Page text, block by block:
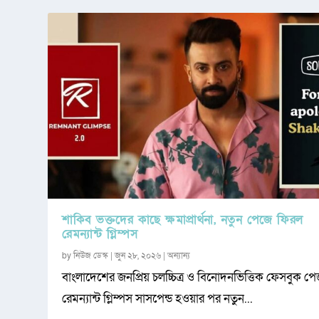
শাকিব ভক্তদের কাছে ক্ষমাপ্রার্থনা, নতুন পেজে ফিরল
রেমন্যান্ট গ্লিম্পস
byনিউজ ডেস্ক |জুন ২৮, ২০২৬ |অন্যান্য
বাংলাদেশের জনপ্রিয় চলচ্চিত্র ও বিনোদনভিত্তিক ফেসবুক
রেমন্যান্ট গ্লিম্পস সাসপেন্ড হওয়ার পর নতুন...